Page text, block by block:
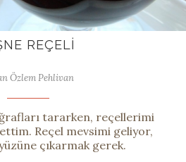
REÇELI
Özlem Pehlivan
tararken, reçellerimi
Reçel mevsimi geliyor,
çıkarmak gerek.